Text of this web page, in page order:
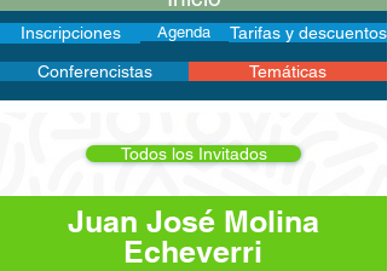
Inscripciones Agenda
Tarifas y descuentos
Conferencistas
Temáticas
Todos los Invitados
Juan José Molina
Echeverri